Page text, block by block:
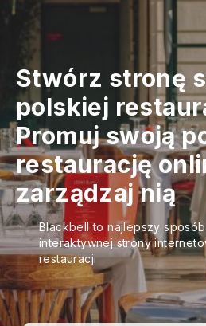
Stwórz stronę
polskiej
Promuj swoją
restaurację
zarządzaj nią
Blackbell to najlepszy
interaktywnej strony
restauracji